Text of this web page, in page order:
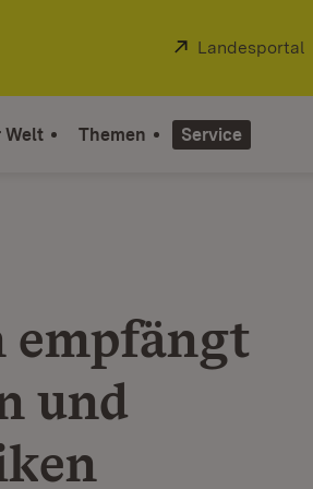
Extern:
Landesportal
Welt Themen Service
empfängt
und